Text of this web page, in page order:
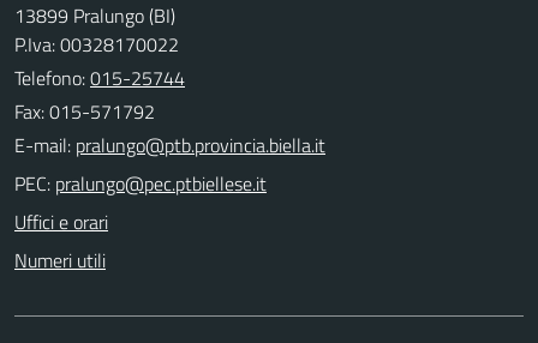
13899 Pralungo (BI)
P.Iva: 00328170022
Telefono:015-25744
Fax: 015-571792
E-mail:
PEC:
Uffici e orari
Numeri utili